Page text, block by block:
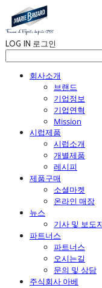
LOG IN 로그인
회사소개
브랜드
기업정보
기업연혁
Mission
시럽제품
시럽소개
개별제품
레시피
제품구매
소셜마켓
온라인 매장
뉴스
기사 및 보도
파트너스
파트너스
오시는길
문의 및 상담
주식회사 아베